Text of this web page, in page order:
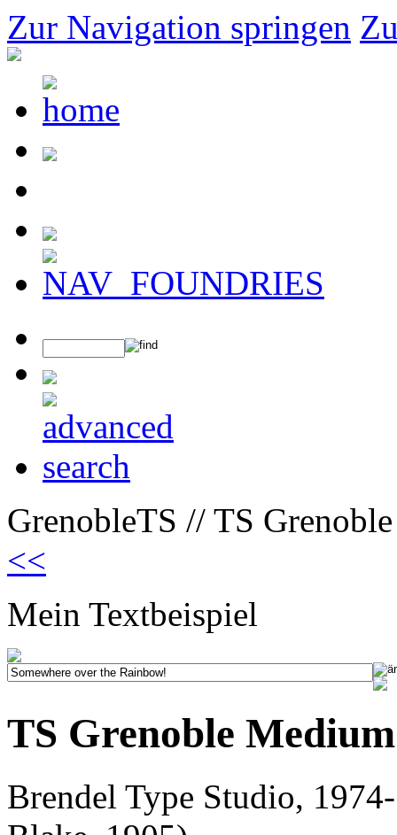
Zur Navigation springen
GrenobleTS // TS
<<
Mein Textbeispiel
TS Grenoble Medium
Brendel Type Studio,